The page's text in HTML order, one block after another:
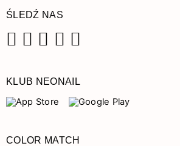
ŚLEDŹ NAS
KLUB NEONAIL
COLOR MATCH